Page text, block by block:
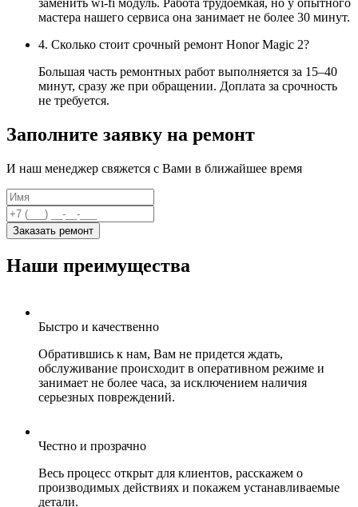
мастера нашего сервиса она занимает не более 30 минут.
4. Сколько стоит срочный ремонт Honor Magic 2?
Большая часть ремонтных работ выполняется за 15–40
минут, сразу же при обращении. Доплата за срочность
не требуется.
Заполните заявку на ремонт
И наш менеджер свяжется с Вами в ближайшее время
Заказать ремонт
Наши преимущества
Быстро и качественно
Обратившись к нам, Вам не придется ждать,
обслуживание происходит в оперативном режиме и
занимает не более часа, за исключением наличия
серьезных повреждений.
Честно и прозрачно
Весь процесс открыт для клиентов, расскажем о
производимых действиях и покажем устанавливаемые
детали.